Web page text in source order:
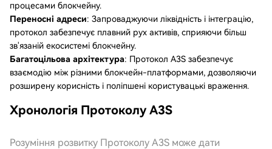
процесами блокчейну.
Переносні адреси: Запроваджуючи ліквідність і інтеграцію,
протокол забезпечує плавний рух активів, сприяючи більш
зв'язаній екосистемі блокчейну.
Багатоцільова архітектура: Протокол A3S забезпечує
взаємодію між різними блокчейн-платформами, дозволяючи
розширену корисність і поліпшені користувацькі враження.
Хронологія Протоколу A3S
Розуміння розвитку Протоколу A3S може дати